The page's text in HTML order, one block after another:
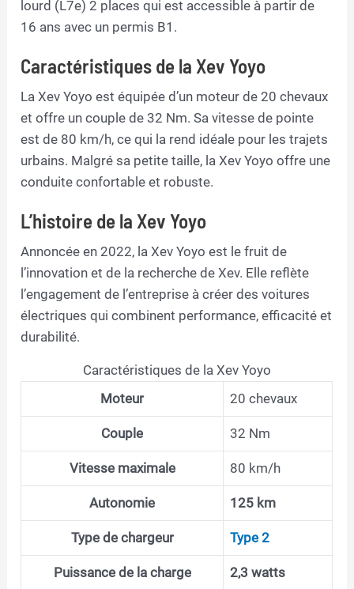
lourd (L7e) 2 places qui est accessible à partir de
16 ans avec un permis B1.
Caractéristiques de la Xev Yoyo
La Xev Yoyo est équipée d’un moteur de 20 chevaux
et offre un couple de 32 Nm. Sa vitesse de pointe
est de 80 km/h, ce qui la rend idéale pour les trajets
urbains. Malgré sa petite taille, la Xev Yoyo offre une
conduite confortable et robuste.
L’histoire de la Xev Yoyo
Annoncée en 2022, la Xev Yoyo est le fruit de
l’innovation et de la recherche de Xev. Elle reflète
l’engagement de l’entreprise à créer des voitures
électriques qui combinent performance, efficacité et
durabilité.
Caractéristiques de la Xev Yoyo
Moteur
20 chevaux
Couple 32 Nm
Vitesse maximale 80 km/h
Autonomie 125 km
Type de chargeur Type 2
Puissance de la charge 2,3 watts